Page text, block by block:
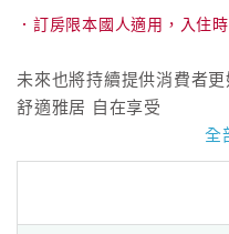
宿
全
租
．訂房限本國人適用，入住
未來也將持續提供消費者更
舒適雅居 自在享受
本飯店位於台北深坑，緊
僅需十分鐘車程，即可抵
全